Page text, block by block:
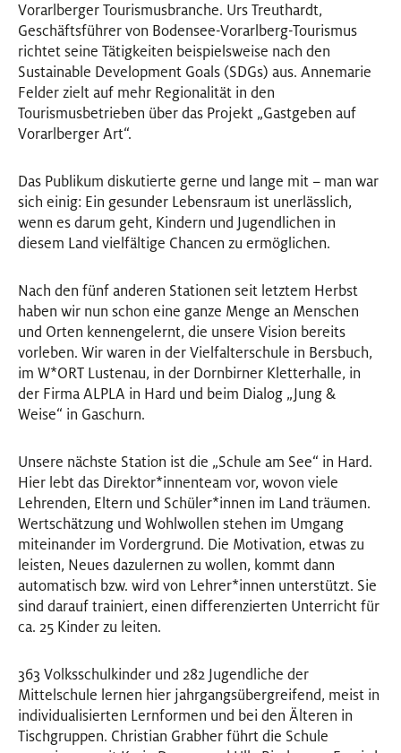
Vorarlberger Tourismusbranche. Urs Treuthardt,
Geschäftsführer von Bodensee-Vorarlberg-Tourismus
richtet seine Tätigkeiten beispielsweise nach den
Sustainable Development Goals (SDGs) aus. Annemarie
Felder zielt auf mehr Regionalität in den
Tourismusbetrieben über das Projekt „Gastgeben auf
Vorarlberger Art“.
Das Publikum diskutierte gerne und lange mit – man war
sich einig: Ein gesunder Lebensraum ist unerlässlich,
wenn es darum geht, Kindern und Jugendlichen in
diesem Land vielfältige Chancen zu ermöglichen.
Nach den fünf anderen Stationen seit letztem Herbst
haben wir nun schon eine ganze Menge an Menschen
und Orten kennengelernt, die unsere Vision bereits
vorleben. Wir waren in der Vielfalterschule in Bersbuch,
im W*ORT Lustenau, in der Dornbirner Kletterhalle, in
der Firma ALPLA in Hard und beim Dialog „Jung &
Weise“ in Gaschurn.
Unsere nächste Station ist die „Schule am See“ in Hard.
Hier lebt das Direktor*innenInnen
team vor, wovon viele
Lehrenden, Eltern und Schüler*innen Innen
im Land träumen.
Wertschätzung und Wohlwollen stehen im Umgang
miteinander im Vordergrund. Die Motivation, etwas zu
leisten, Neues dazulernen zu wollen, kommt dann
automatisch bzw. wird von Lehrer*innen Innen
unterstützt. Sie
sind darauf trainiert, einen differenzierten Unterricht für
ca. 25 Kinder zu leiten.
363 Volksschulkinder und 282 Jugendliche der
Mittelschule lernen hier jahrgangsübergreifend, meist in
individualisierten Lernformen und bei den Älteren in
Tischgruppen. Christian Grabher führt die Schule